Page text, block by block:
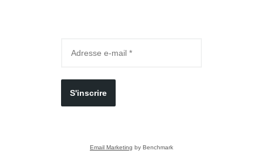
S'inscrire
Email Marketing by Benchmark